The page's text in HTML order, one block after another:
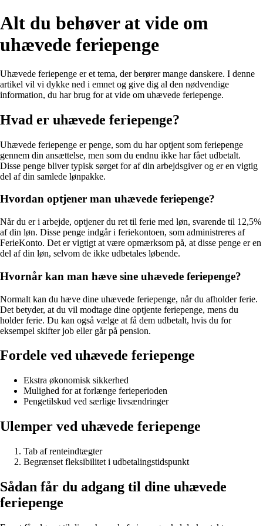
Alt du behøver at vide om
uhævede feriepenge
Uhævede feriepenge er et tema, der berører mange danskere. I denne
artikel vil vi dykke ned i emnet og give dig al den nødvendige
information, du har brug for at vide om uhævede feriepenge.
Hvad er uhævede feriepenge?
Uhævede feriepenge er penge, som du har optjent som feriepenge
gennem din ansættelse, men som du endnu ikke har fået udbetalt.
Disse penge bliver typisk sørget for af din arbejdsgiver og er en vigtig
del af din samlede lønpakke.
Hvordan optjener man uhævede feriepenge?
Når du er i arbejde, optjener du ret til ferie med løn, svarende til 12,5%
af din løn. Disse penge indgår i feriekontoen, som administreres af
FerieKonto. Det er vigtigt at være opmærksom på, at disse penge er en
del af din løn, selvom de ikke udbetales løbende.
Hvornår kan man hæve sine uhævede feriepenge?
Normalt kan du hæve dine uhævede feriepenge, når du afholder ferie.
Det betyder, at du vil modtage dine optjente feriepenge, mens du
holder ferie. Du kan også vælge at få dem udbetalt, hvis du for
eksempel skifter job eller går på pension.
Fordele ved uhævede feriepenge
Ekstra økonomisk sikkerhed
Mulighed for at forlænge ferieperioden
Pengetilskud ved særlige livsændringer
Ulemper ved uhævede feriepenge
Tab af renteindtægter
Begrænset fleksibilitet i udbetalingstidspunkt
Sådan får du adgang til dine uhævede
feriepenge